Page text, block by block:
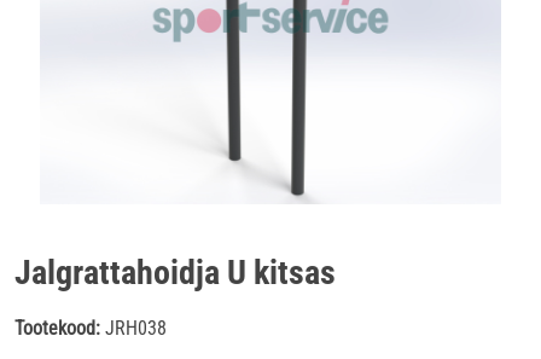
Jalgrattahoidja U kitsas
Tootekood: JRH038